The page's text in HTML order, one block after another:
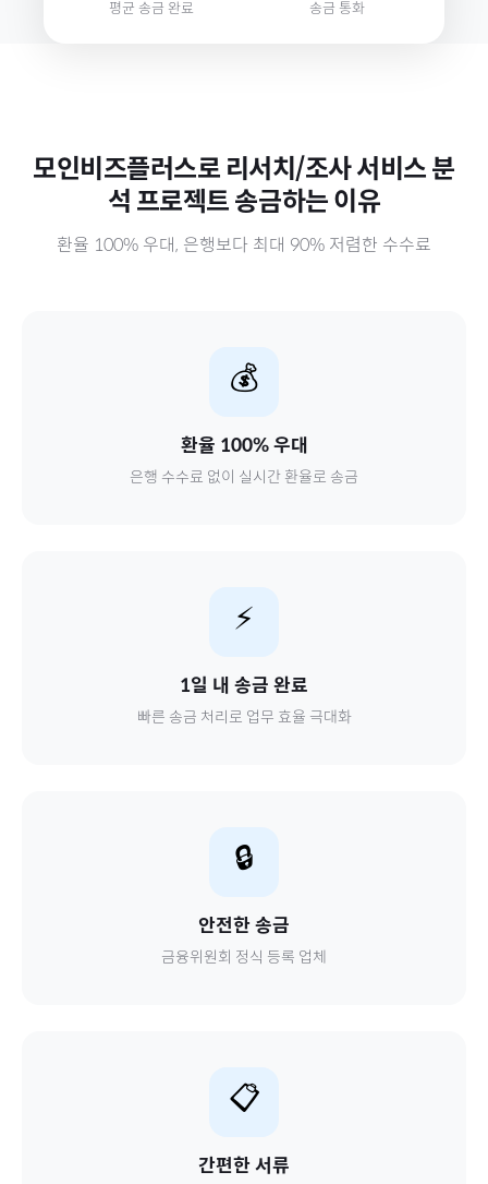
평균 송금 완료 송금 통화
모인비즈플러스로 리서치/조사 서비스 분
석 프로젝트 송금하는 이유
환율 100% 우대, 은행보다 최대 90% 저렴한 수수료
💰
환율 100% 우대
은행 수수료 없이 실시간 환율로 송금
⚡
1일 내 송금 완료
빠른 송금 처리로 업무 효율 극대화
🔒
안전한 송금
금융위원회 정식 등록 업체
📋
간편한 서류